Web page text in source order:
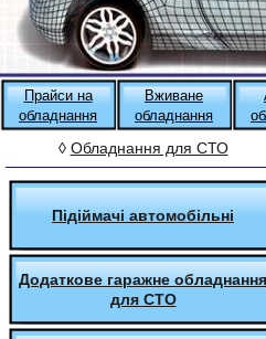
Прайси на
обладнання
Вживане
обладнання
◊ Обладнання для СТО
Підіймачі автомобільні
Додаткове гаражне обладнання
для СТО